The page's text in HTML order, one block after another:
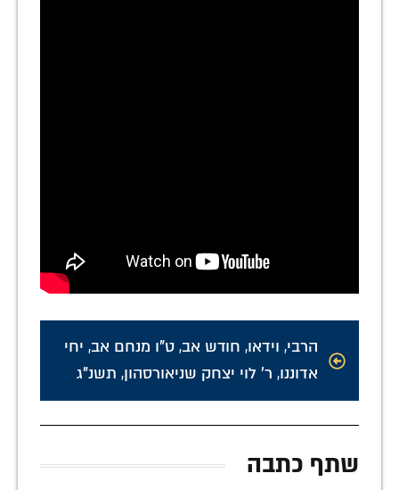
הרבי, וידאו, חודש אב, ט"ו מנחם אב, יחי
אדוננו, ר' לוי יצחק שניאורסהון, תשנ"ג
שתף כתבה